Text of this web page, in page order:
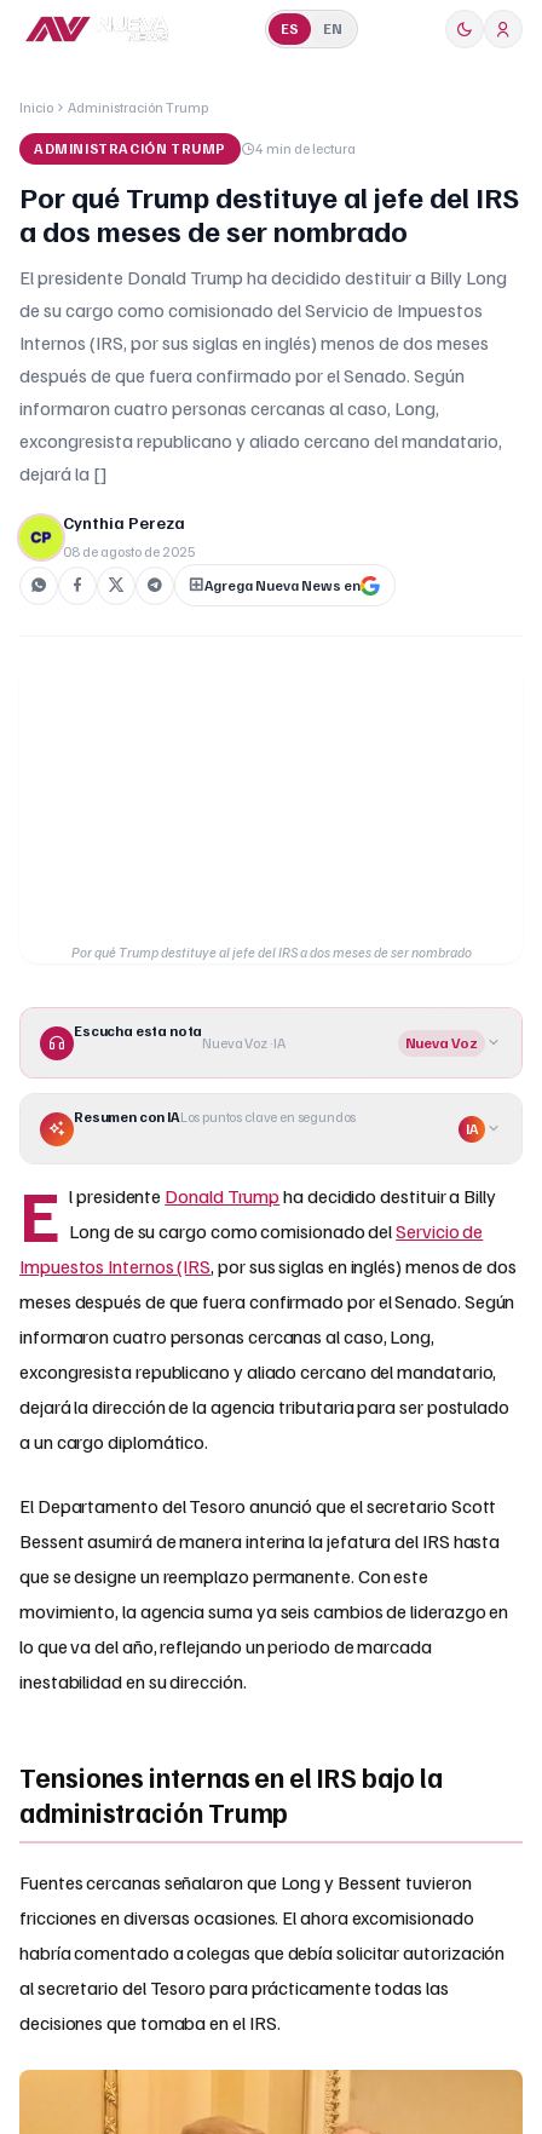
ES EN
Inicio Administración Trump
ADMINISTRACIÓN TRUMP 4 min de lectura
Por qué Trump destituye al jefe del IRS
a dos meses de ser nombrado
El presidente Donald Trump ha decidido destituir a Billy Long
de su cargo como comisionado del Servicio de Impuestos
Internos (IRS, por sus siglas en inglés) menos de dos meses
después de que fuera confirmado por el Senado. Según
informaron cuatro personas cercanas al caso, Long,
excongresista republicano y aliado cercano del mandatario,
dejará la []
Cynthia Pereza
08 de agosto de 2025
Agrega Nueva News en
Por qué Trump destituye al jefe del IRS a dos meses de ser nombrado
Escucha esta nota
Nueva Voz · IA Nueva Voz
Resumen con IALos puntos clave en segundos
IA
E l presidente Donald Trump ha decidido destituir a Billy
Long de su cargo como comisionado delServicio de
Impuestos Internos (IRS, por sus siglas en inglés) menos de dos
meses después de que fuera confirmado por el Senado. Según
informaron cuatro personas cercanas al caso, Long,
excongresista republicano y aliado cercano del mandatario,
dejará la dirección de la agencia tributaria para ser postulado
a un cargo diplomático.
El Departamento del Tesoro anunció que el secretario Scott
Bessent asumirá de manera interina la jefatura del IRS hasta
que se designe un reemplazo permanente. Con este
movimiento, la agencia suma ya seis cambios de liderazgo en
lo que va del año, reflejando un periodo de marcada
inestabilidad en su dirección.
Tensiones internas en el IRS bajo la
administración Trump
Fuentes cercanas señalaron que Long y Bessent tuvieron
fricciones en diversas ocasiones. El ahora excomisionado
habría comentado a colegas que debía solicitar autorización
al secretario del Tesoro para prácticamente todas las
decisiones que tomaba en el IRS.